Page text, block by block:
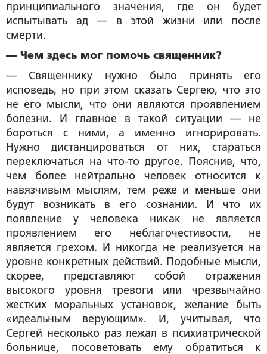
принципиального значения, где он будет
испытывать ад — в этой жизни или после
смерти.
— Чем здесь мог помочь священник?
— Священнику нужно было принять его
исповедь, но при этом сказать Сергею, что это
не его мысли, что они являются проявлением
болезни. И главное в такой ситуации — не
бороться с ними, а именно игнорировать.
Нужно дистанцироваться от них, стараться
переключаться на что-то другое. Пояснив, что,
чем более нейтрально человек относится к
навязчивым мыслям, тем реже и меньше они
будут возникать в его сознании. И что их
появление у человека никак не является
проявлением его неблагочестивости, не
является грехом. И никогда не реализуется на
уровне конкретных действий. Подобные мысли,
скорее, представляют собой отражения
высокого уровня тревоги или чрезвычайно
жестких моральных установок, желание быть
«идеальным верующим». И, учитывая, что
Сергей несколько раз лежал в психиатрической
больнице, посоветовать ему обратиться к